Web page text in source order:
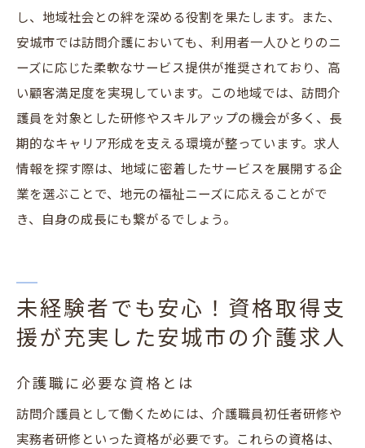
し、地域社会との絆を深める役割を果たします。また、
安城市では訪問介護においても、利用者一人ひとりのニ
ーズに応じた柔軟なサービス提供が推奨されており、高
い顧客満足度を実現しています。この地域では、訪問介
護員を対象とした研修やスキルアップの機会が多く、長
期的なキャリア形成を支える環境が整っています。求人
情報を探す際は、地域に密着したサービスを展開する企
業を選ぶことで、地元の福祉ニーズに応えることがで
き、自身の成長にも繋がるでしょう。
未経験者でも安心！資格取得支
援が充実した安城市の介護求人
介護職に必要な資格とは
訪問介護員として働くためには、介護職員初任者研修や
実務者研修といった資格が必要です。これらの資格は、